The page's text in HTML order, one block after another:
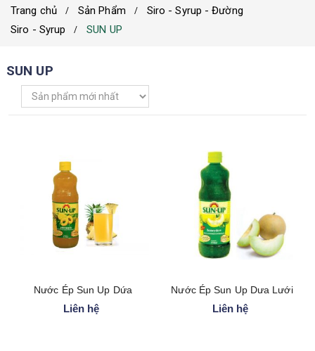
Trang chủ Sản Phẩm
Siro - Syrup - Đường
Siro - Syrup
SUN UP
SUN UP
Nước Ép Sun Up Dứa
Liên hệ
Nước Ép Sun Up Dưa Lưới
Liên hệ